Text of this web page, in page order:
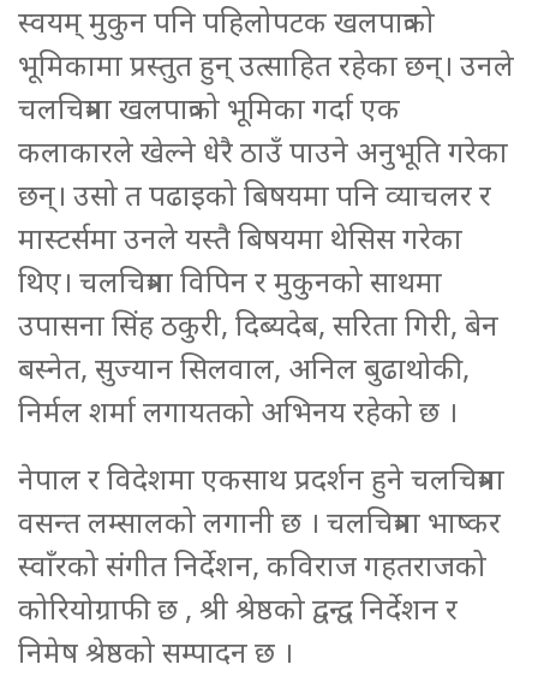
स्वयम् मुकुन पनि पहिलोपटक खलपात्रको
भूमिकामा प्रस्तुत हुन् उत्साहित रहेका छन्। उनले
चलचित्रमा खलपात्रको भूमिका गर्दा एक
कलाकारले खेल्ने धेरै ठाउँ पाउने अनुभूति गरेका
छन्। उसो त पढाइको बिषयमा पनि व्याचलर र
मास्टर्समा उनले यस्तै बिषयमा थेसिस गरेका
थिए। चलचित्रमा विपिन र मुकुनको साथमा
उपासना सिंह ठकुरी, दिब्यदेब, सरिता गिरी, बेन
बस्नेत, सुज्यान सिलवाल, अनिल बुढाथोकी,
निर्मल शर्मा लगायतको अभिनय रहेको छ ।
नेपाल र विदेशमा एकसाथ प्रदर्शन हुने चलचित्रमा
वसन्त लम्सालको लगानी छ । चलचित्रमा भाष्कर
स्वाँरको संगीत निर्देशन, कविराज गहतराजको
कोरियोग्राफी छ , श्री श्रेष्ठको द्वन्द्व निर्देशन र
निमेष श्रेष्ठको सम्पादन छ ।